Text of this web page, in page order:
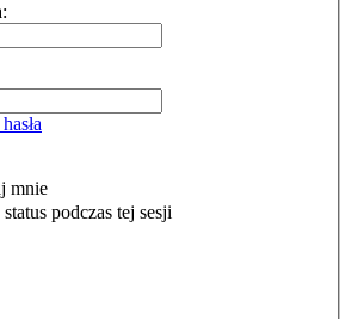
mnie
podczas tej sesji